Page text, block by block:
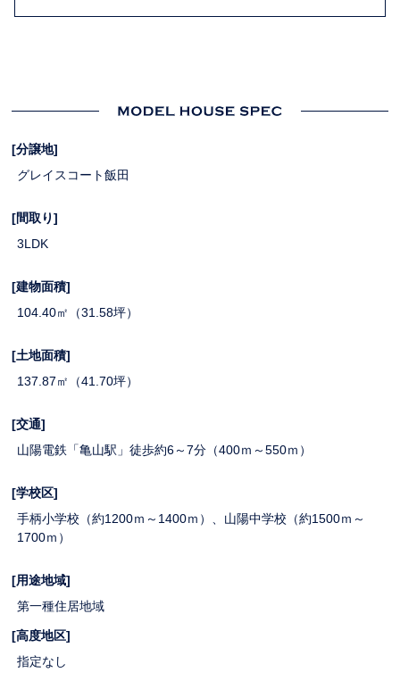
[分譲地]
グレイスコート飯田
[間取り]
3LDK
[建物面積]
104.40㎡（31.58坪）
[土地面積]
137.87㎡（41.70坪）
[交通]
山陽電鉄「亀山駅」徒歩約6～7分（400ｍ～550ｍ）
[学校区]
手柄小学校（約1200ｍ～1400ｍ）、山陽中学校（約1500ｍ～
1700ｍ）
[用途地域]
第一種住居地域
[高度地区]
指定なし